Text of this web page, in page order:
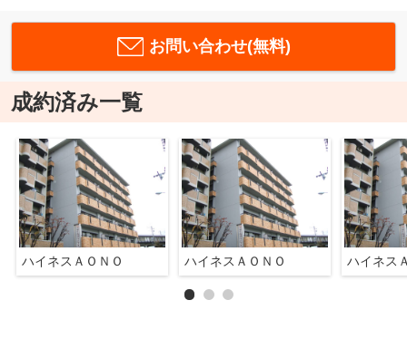
お問い合わせ(無料)
成約済み一覧
ハイネスＡＯＮＯ ハイネスＡＯＮＯ ハイネス